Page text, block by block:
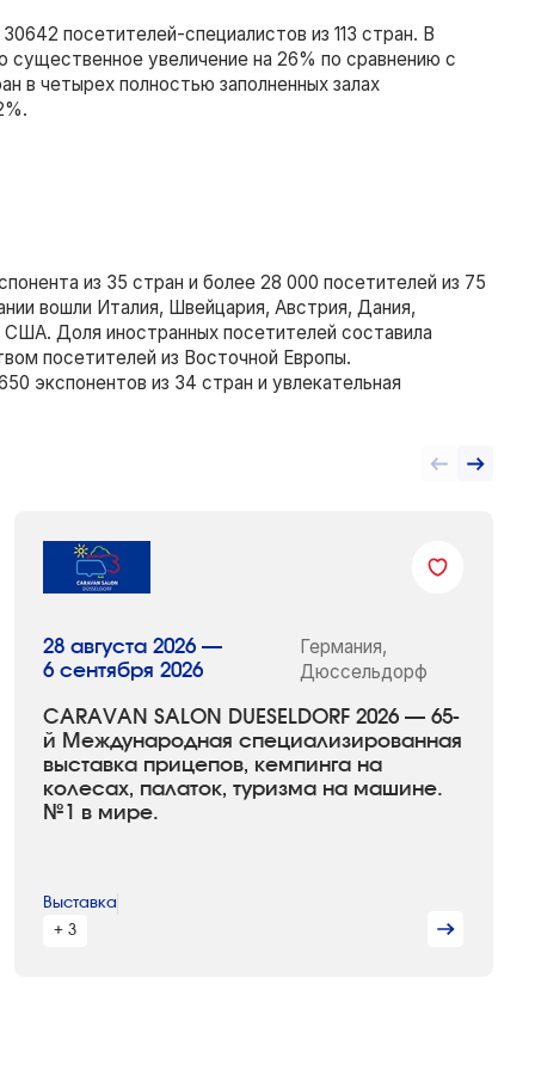
посетителей-специалистов из 113 стран. В
существенное увеличение на 26% по сравнению с
в четырех полностью заполненных залах
из 35 стран и более 28 000 посетителей из 75
вошли Италия, Швейцария, Австрия, Дания,
Доля иностранных посетителей составила
посетителей из Восточной Европы.
экспонентов из 34 стран и увлекательная
CARAVAN SALON DUESELDORF 2026 — 65-
й Международная специализированная
выставка прицепов, кемпинга на
колесах, палаток, туризма на машине.
№1 в мире.
28 августа 2026 —
6 сентября 2026
Германия,
Дюссельдорф
Выставка
+ 3